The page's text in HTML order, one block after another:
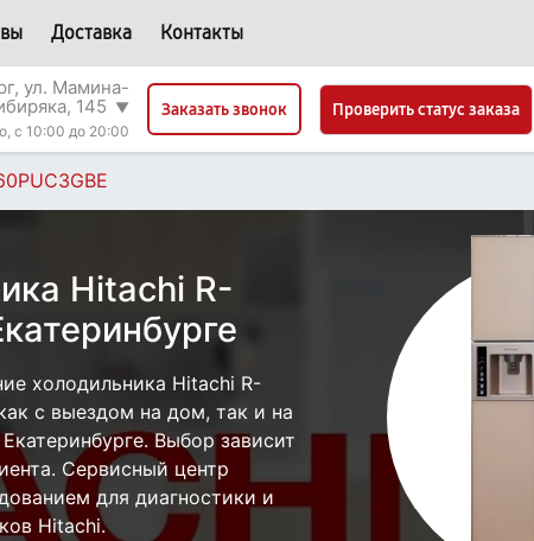
Доставка Контакты
ул. Мамина-
145 ▼
с 10:00 до 20:00
Заказать звонок Проверить статус заказа
Hitachi R-
холодильника Hitachi R-
с выездом на дом, так и на
Выбор зависит
Сервисный центр
для диагностики и
Hitachi.